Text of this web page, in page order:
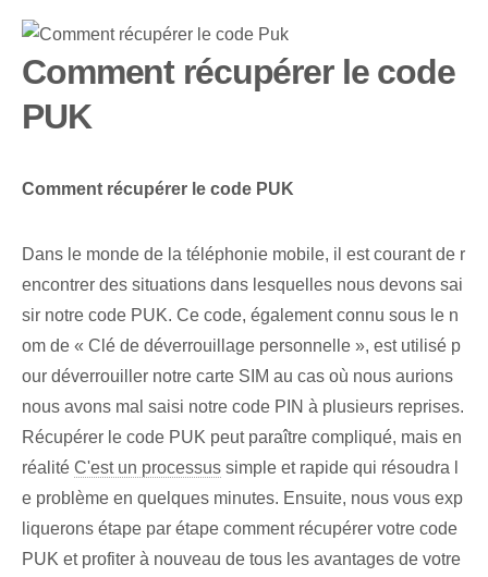
Comment récupérer le code
PUK
Comment récupérer le code PUK
Dans le monde de la téléphonie mobile, il est courant de r
encontrer des situations dans lesquelles nous devons sai
sir notre ⁢code PUK.‌ Ce code, également connu sous le n
om de « Clé de déverrouillage personnelle⁣ », est utilisé p
our déverrouiller notre carte SIM au cas où nous aurions ⁢
nous avons mal saisi notre code PIN à plusieurs reprises.
‌Récupérer le code PUK peut paraître compliqué, mais en
réalité C'est un processus simple et rapide qui résoudra l
e problème en quelques minutes. Ensuite, nous vous exp
liquerons étape par étape comment récupérer votre code
PUK et profiter à nouveau de tous les avantages de votre